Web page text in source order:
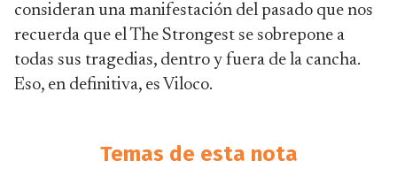
consideran una manifestación del pasado que nos
recuerda que el The Strongest se sobrepone a
todas sus tragedias, dentro y fuera de la cancha.
Eso, en definitiva, es Viloco.
Temas de esta nota